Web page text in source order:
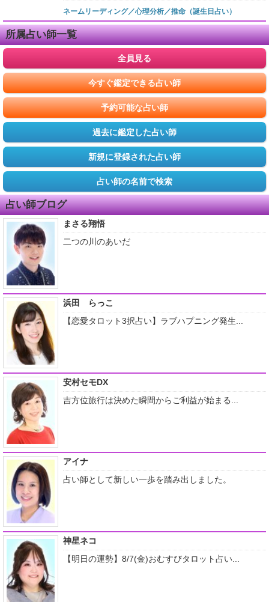
ネームリーディング／心理分析／推命（誕生日占い）
所属占い師一覧
全員見る
今すぐ鑑定できる占い師
予約可能な占い師
過去に鑑定した占い師
新規に登録された占い師
占い師の名前で検索
占い師ブログ
まさる翔悟
二つの川のあいだ
浜田 らっこ
【恋愛タロット3択占い】ラブハプニング発生...
安村セモDX
吉方位旅行は決めた瞬間からご利益が始まる...
アイナ
占い師として新しい一歩を踏み出しました。
神星ネコ
【明日の運勢】8/7(金)おむすびタロット占い...